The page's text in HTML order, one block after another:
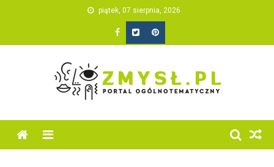
piątek, 07 sierpnia, 2026